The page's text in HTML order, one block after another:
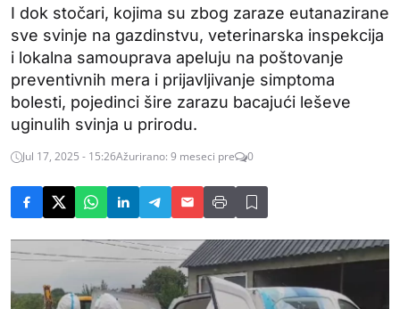
I dok stočari, kojima su zbog zaraze eutanazirane
sve svinje na gazdinstvu, veterinarska inspekcija
i lokalna samouprava apeluju na poštovanje
preventivnih mera i prijavljivanje simptoma
bolesti, pojedinci šire zarazu bacajući leševe
uginulih svinja u prirodu.
Jul 17, 2025 - 15:26Ažurirano: 9 meseci pre 0